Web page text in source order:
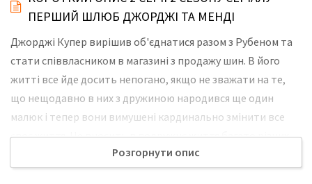
ПЕРШИЙ ШЛЮБ ДЖОРДЖІ ТА МЕНДІ
Джорджі Купер вирішив об'єднатися разом з Рубеном та
стати співвласником в магазині з продажу шин. В його
житті все йде досить непогано, якщо не зважати на те,
що нещодавно в них з дружиною народився ще один
малюк і тепер вони вимушені кардинально змінити все
своє життя. Це вносить в подружнє життя багато різних
конфліктів, тим паче, що малюк постійно вередує і йому
Розгорнути опис